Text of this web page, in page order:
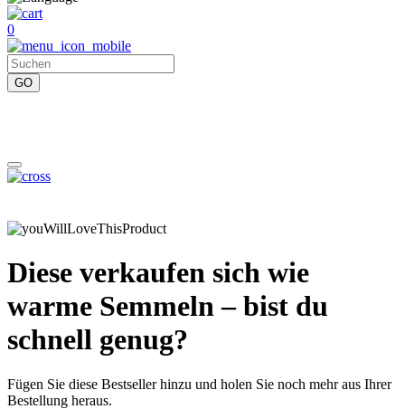
0
Diese verkaufen sich wie
warme Semmeln – bist du
schnell genug?
Fügen Sie diese Bestseller hinzu und holen Sie noch mehr aus Ihrer
Bestellung heraus.